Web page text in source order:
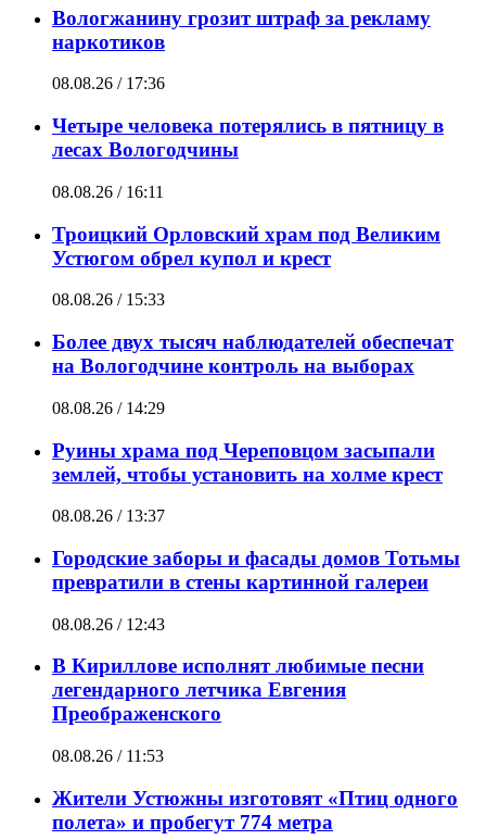
Вологжанину грозит штраф за рекламу
наркотиков
08.08.26 / 17:36
Четыре человека потерялись в пятницу в
лесах Вологодчины
08.08.26 / 16:11
Троицкий Орловский храм под Великим
Устюгом обрел купол и крест
08.08.26 / 15:33
Более двух тысяч наблюдателей обеспечат
на Вологодчине контроль на выборах
08.08.26 / 14:29
Руины храма под Череповцом засыпали
землей, чтобы установить на холме крест
08.08.26 / 13:37
Городские заборы и фасады домов Тотьмы
превратили в стены картинной галереи
08.08.26 / 12:43
В Кириллове исполнят любимые песни
легендарного летчика Евгения
Преображенского
08.08.26 / 11:53
Жители Устюжны изготовят «Птиц одного
полета» и пробегут 774 метра